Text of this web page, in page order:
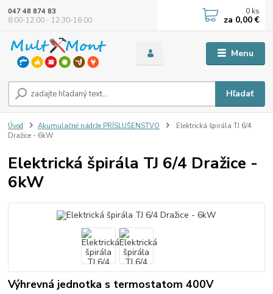
Menu
Hľadať
047 48 874 83
8:00-12:00 - 12:30-16:00
0 ks
za 0,00 €
Úvod Akumulačné nádrže PRÍSLUŠENSTVO
Elektrická špirála TJ 6/4
Dražice - 6kW
Elektrická špirála TJ 6/4 Dražice -
6kW
Výhrevná jednotka s termostatom 400V